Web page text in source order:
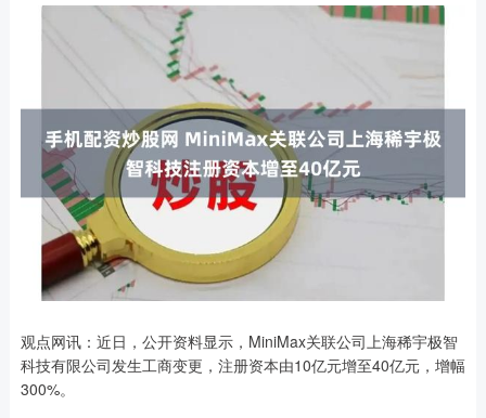
观点网讯：近日，公开资料显示，MiniMax关联公司上海稀宇极智
科技有限公司发生工商变更，注册资本由10亿元增至40亿元，增幅
300%。